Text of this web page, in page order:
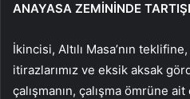
ANAYASA ZEMİNİNDE
İkincisi, Altılı Masa’nın
itirazlarımız ve eksik aksak
çalışmanın, çalışma ömrüne